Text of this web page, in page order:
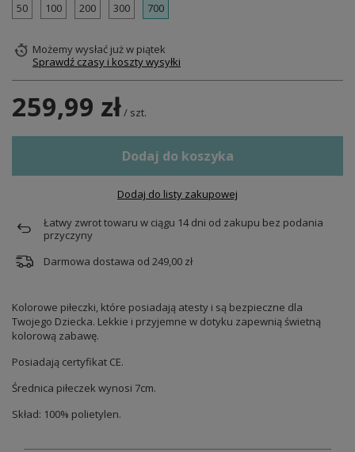
50 100 200 300 700
Możemy wysłać jużw piątek
Sprawdź czasy i koszty wysyłki
259,99 zł/ szt.
Dodaj do koszyka
Dodaj do listy zakupowej
Łatwy zwrot towaru w ciągu 14dni od zakupu bez podania
przyczyny
Darmowa dostawa od 249,00 zł
Kolorowe piłeczki, które posiadają atesty i są bezpieczne dla
Twojego Dziecka. Lekkie i przyjemne w dotyku zapewnią świetną
kolorową zabawę.
Posiadają certyfikat CE.
Średnica piłeczek wynosi 7cm.
Skład: 100% polietylen.